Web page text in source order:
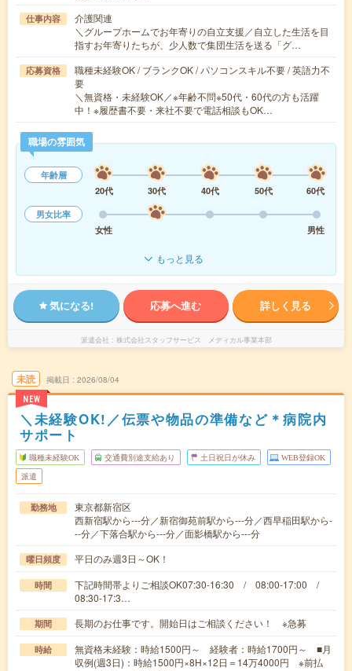
仕事内容
介護関連
＼グループホームでお年寄りの自立支援／自立した生活を目
指すお年寄りたちが、少人数で集団生活を送る「グ…
応募資格
職種未経験OK / ブランクOK / パソコンスキル不要 / 英語力不
要
＼無資格・未経験OK／※年齢不問※50代・60代の方も活躍
中！※履歴書不要・来社不要で電話相談もOK…
職場の雰囲気
年齢層
20代
30代 40代 50代
60代
男女比率
女性
男性
もっと見る
気になる! 応募へ進む 詳しく見る
派遣会社 株式会社スタッフサービス メディカル事業本部
未読
NEW
掲載日 2026/08/04
＼未経験OK!／伝票や物品の準備など＊病院内
サポート
職種未経験OK 交通費別途支給あり 土日祝日が休み WEB登録OK
派遣
勤務地
東京都新宿区
西新宿駅から---分／新宿御苑前駅から---分／西早稲田駅から-
--分／下落合駅から---分／面影橋駅から---分
曜日頻度 平日のみ週3日～OK！
時間
下記時間帯よりご相談OK07:30-16:30 / 08:00-17:00 /
08:30-17:3…
期間 長期のお仕事です。開始日はご相談ください！ ※急募
時給
無資格未経験：時給1500円～ 経験者：時給1700円～ ■月
収例(週3日)：時給1500円×8H×12日＝14万4000円 ※前払